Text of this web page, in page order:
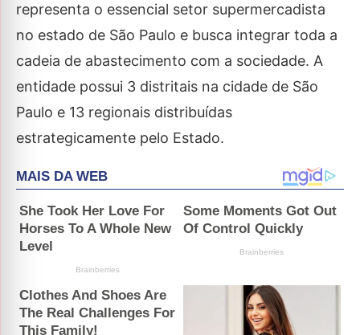
representa o essencial setor supermercadista
no estado de São Paulo e busca integrar toda a
cadeia de abastecimento com a sociedade. A
entidade possui 3 distritais na cidade de São
Paulo e 13 regionais distribuídas
estrategicamente pelo Estado.